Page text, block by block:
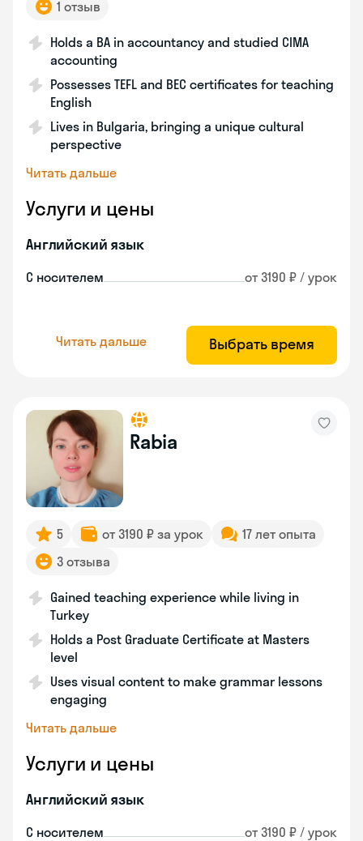
1 отзыв
Holds a BA in accountancy and studied CIMA
accounting
Possesses TEFL and BEC certificates for teaching
English
Lives in Bulgaria, bringing a unique cultural
perspective
Читать дальше
Услуги и цены
Английский язык
С носителем от 3190 ₽ / урок
Читать дальше Выбрать время
Rabia
5 от 3190 ₽ за урок
17 лет опыта
3 отзыва
Gained teaching experience while living in
Turkey
Holds a Post Graduate Certificate at Masters
level
Uses visual content to make grammar lessons
engaging
Читать дальше
Услуги и цены
Английский язык
С носителем от 3190 ₽ / урок